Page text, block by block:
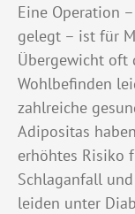
Eine Operation
gelegt – ist für
Übergewicht oft
Wohlbefinden
zahlreiche
Adipositas
erhöhtes Risiko
Schlaganfall
leiden unter